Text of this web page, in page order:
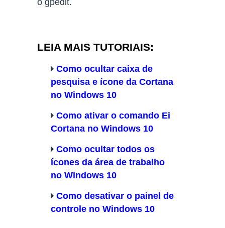
o gpedit.
LEIA MAIS TUTORIAIS:
Como ocultar caixa de
pesquisa e ícone da Cortana
no Windows 10
Como ativar o comando Ei
Cortana no Windows 10
Como ocultar todos os
ícones da área de trabalho
no Windows 10
Como desativar o painel de
controle no Windows 10